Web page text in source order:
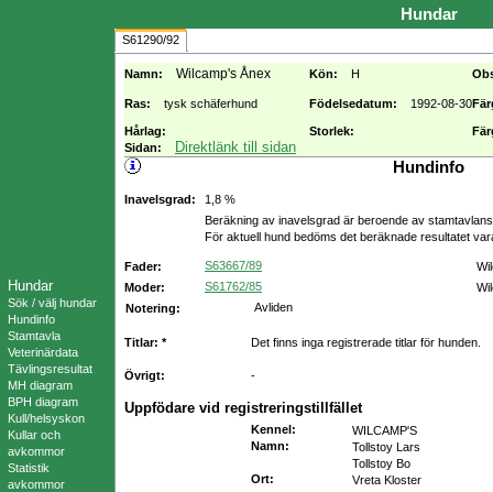
Hundar
Sök / välj hundar
Hundinfo
Stamtavla
Veterinärdata
Tävlingsresultat
MH diagram
BPH diagram
Kull/helsyskon
Kullar och
avkommor
Statistik
avkommor
Hundar
S61290/92
Namn: Wilcamp's Ånex Kön: H
Ras: tysk schäferhund Födelsedatum: 1992-08-30
Hårlag: Storlek:
Sidan:
Direktlänk till sidan
Hundinfo
Inavelsgrad:
1,8 %
Beräkning av inavelsgrad är beroende av
För aktuell hund bedöms det beräknade resultatet
Fader: S63667/89
Moder:
S61762/85
Notering:
Avliden
Titlar: * Det finns inga registrerade titlar för hunden.
Övrigt: -
Uppfödare vid registreringstillfället
Kennel :
WILCAMP'S
Namn:
Tollstoy Lars
Tollstoy Bo
Ort: Vreta Kloster